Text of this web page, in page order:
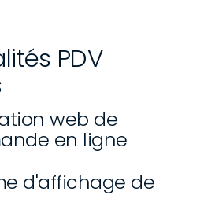
PDV
web de
en ligne
d'affichage de